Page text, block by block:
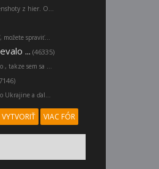
z hier. O...
možete spraviť...
... (46335)
, takze sem sa ...
Ukrajine a ďal...
VYTVORIŤ VIAC FÓR